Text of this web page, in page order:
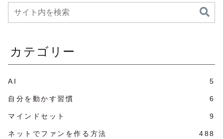
カテゴリー
AI 5
自分を動かす習慣 6
マインドセット 9
ネットでファンを作る方法 488